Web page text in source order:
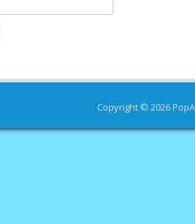
Copyright © 2026